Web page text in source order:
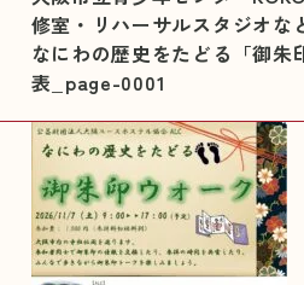
修室・リハーサルスタジオな
なにわの歴史をたどる「御朱
表_page-0001